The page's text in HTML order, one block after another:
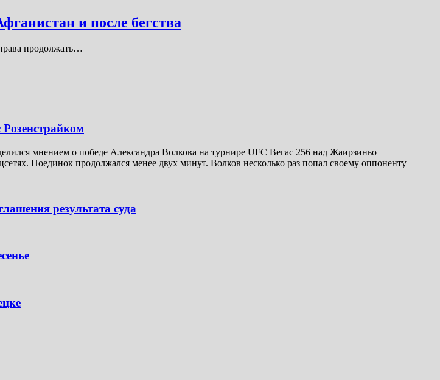
и после бегства
продолжать…
мнением о победе Александра Волкова на турнире UFC Вегас 256 над Жаирзиньо
Поединок продолжался менее двух минут. Волков несколько раз попал своему оппоненту
результата суда